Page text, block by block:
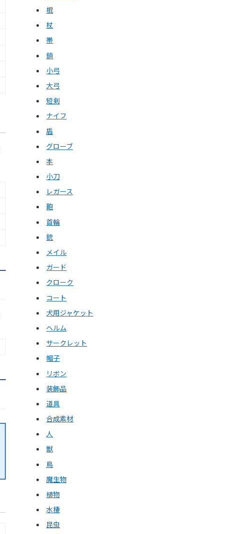
棍
杖
帯
鎖
小弓
大弓
短剣
ナイフ
盾
グローブ
本
小刀
レガース
鞄
首輪
銃
メイル
ガード
クローク
コート
犬用ジャケット
ヘルム
サークレット
帽子
リボン
装飾品
道具
合成素材
人
獣
鳥
魔生物
植物
水棲
昆虫